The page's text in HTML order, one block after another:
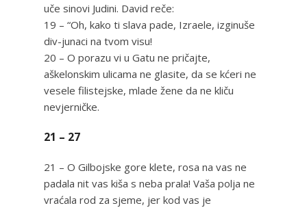
uče sinovi Judini. David reče:
19 – “Oh, kako ti slava pade, Izraele, izginuše
div-junaci na tvom visu!
20 – O porazu vi u Gatu ne pričajte,
aškelonskim ulicama ne glasite, da se kćeri ne
vesele filistejske, mlade žene da ne kliču
nevjerničke.
21 – 27
21 – O Gilbojske gore klete, rosa na vas ne
padala nit vas kiša s neba prala! Vaša polja ne
vraćala rod za sjeme, jer kod vas je